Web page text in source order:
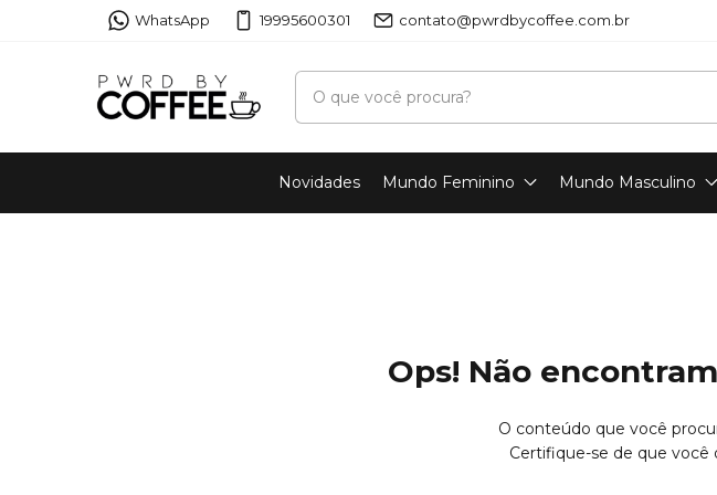
WhatsApp 19995600301 contato@pwrdbycoffee.com.br
Novidades Mundo Feminino Mundo Masculino
Ops! Não
O conteúdo que você
Certifique-se de que